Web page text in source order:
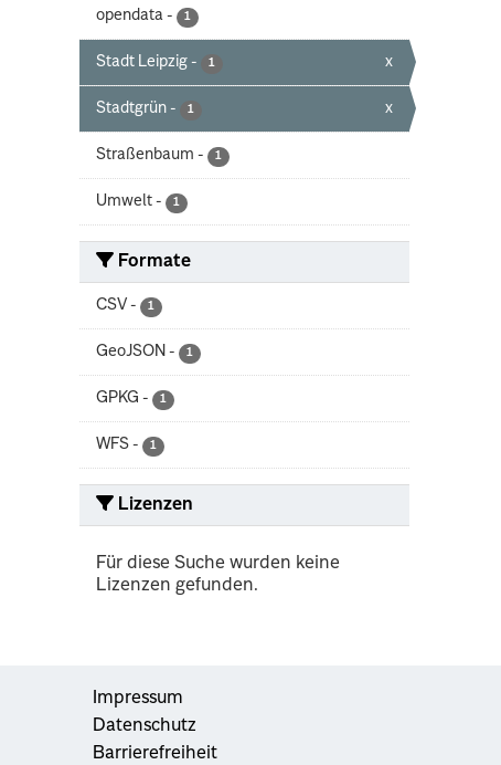
opendata - 1
Stadt Leipzig - 1 x
Stadtgrün - 1 x
Straßenbaum - 1
Umwelt - 1
Formate
CSV - 1
GeoJSON - 1
GPKG - 1
WFS - 1
Lizenzen
Für diese Suche wurden keine
Lizenzen gefunden.
Impressum
Datenschutz
Barrierefreiheit